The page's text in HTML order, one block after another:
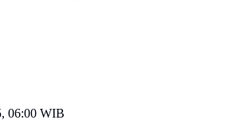
06:00 WIB